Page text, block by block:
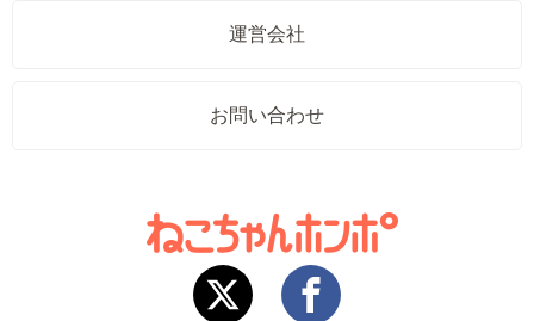
運営会社
お問い合わせ